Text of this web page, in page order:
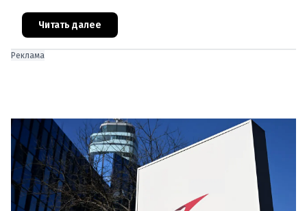
потери достигают 80 процентов.
Читать далее
Реклама